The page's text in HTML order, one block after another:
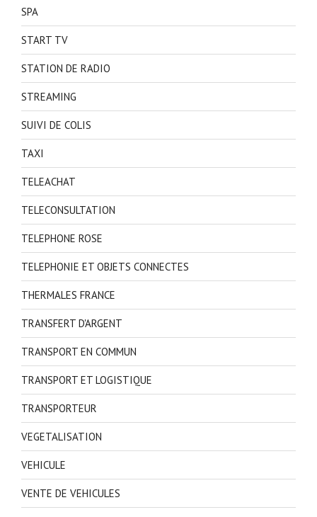
SPA
START TV
STATION DE RADIO
STREAMING
SUIVI DE COLIS
TAXI
TELEACHAT
TELECONSULTATION
TELEPHONE ROSE
TELEPHONIE ET OBJETS CONNECTES
THERMALES FRANCE
TRANSFERT D'ARGENT
TRANSPORT EN COMMUN
TRANSPORT ET LOGISTIQUE
TRANSPORTEUR
VEGETALISATION
VEHICULE
VENTE DE VEHICULES